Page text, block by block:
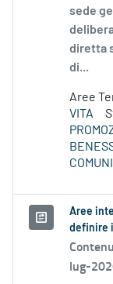
sede
diretta
di...
Aree
VITA
Aree
definire
lug-